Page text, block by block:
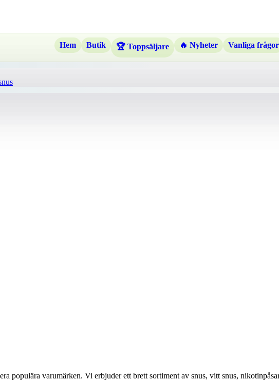
Hem Butik 🏆 Toppsäljare 🔥 Nyheter Vanliga frågor
populära varumärken. Vi erbjuder ett brett sortiment av snus, vitt snus,